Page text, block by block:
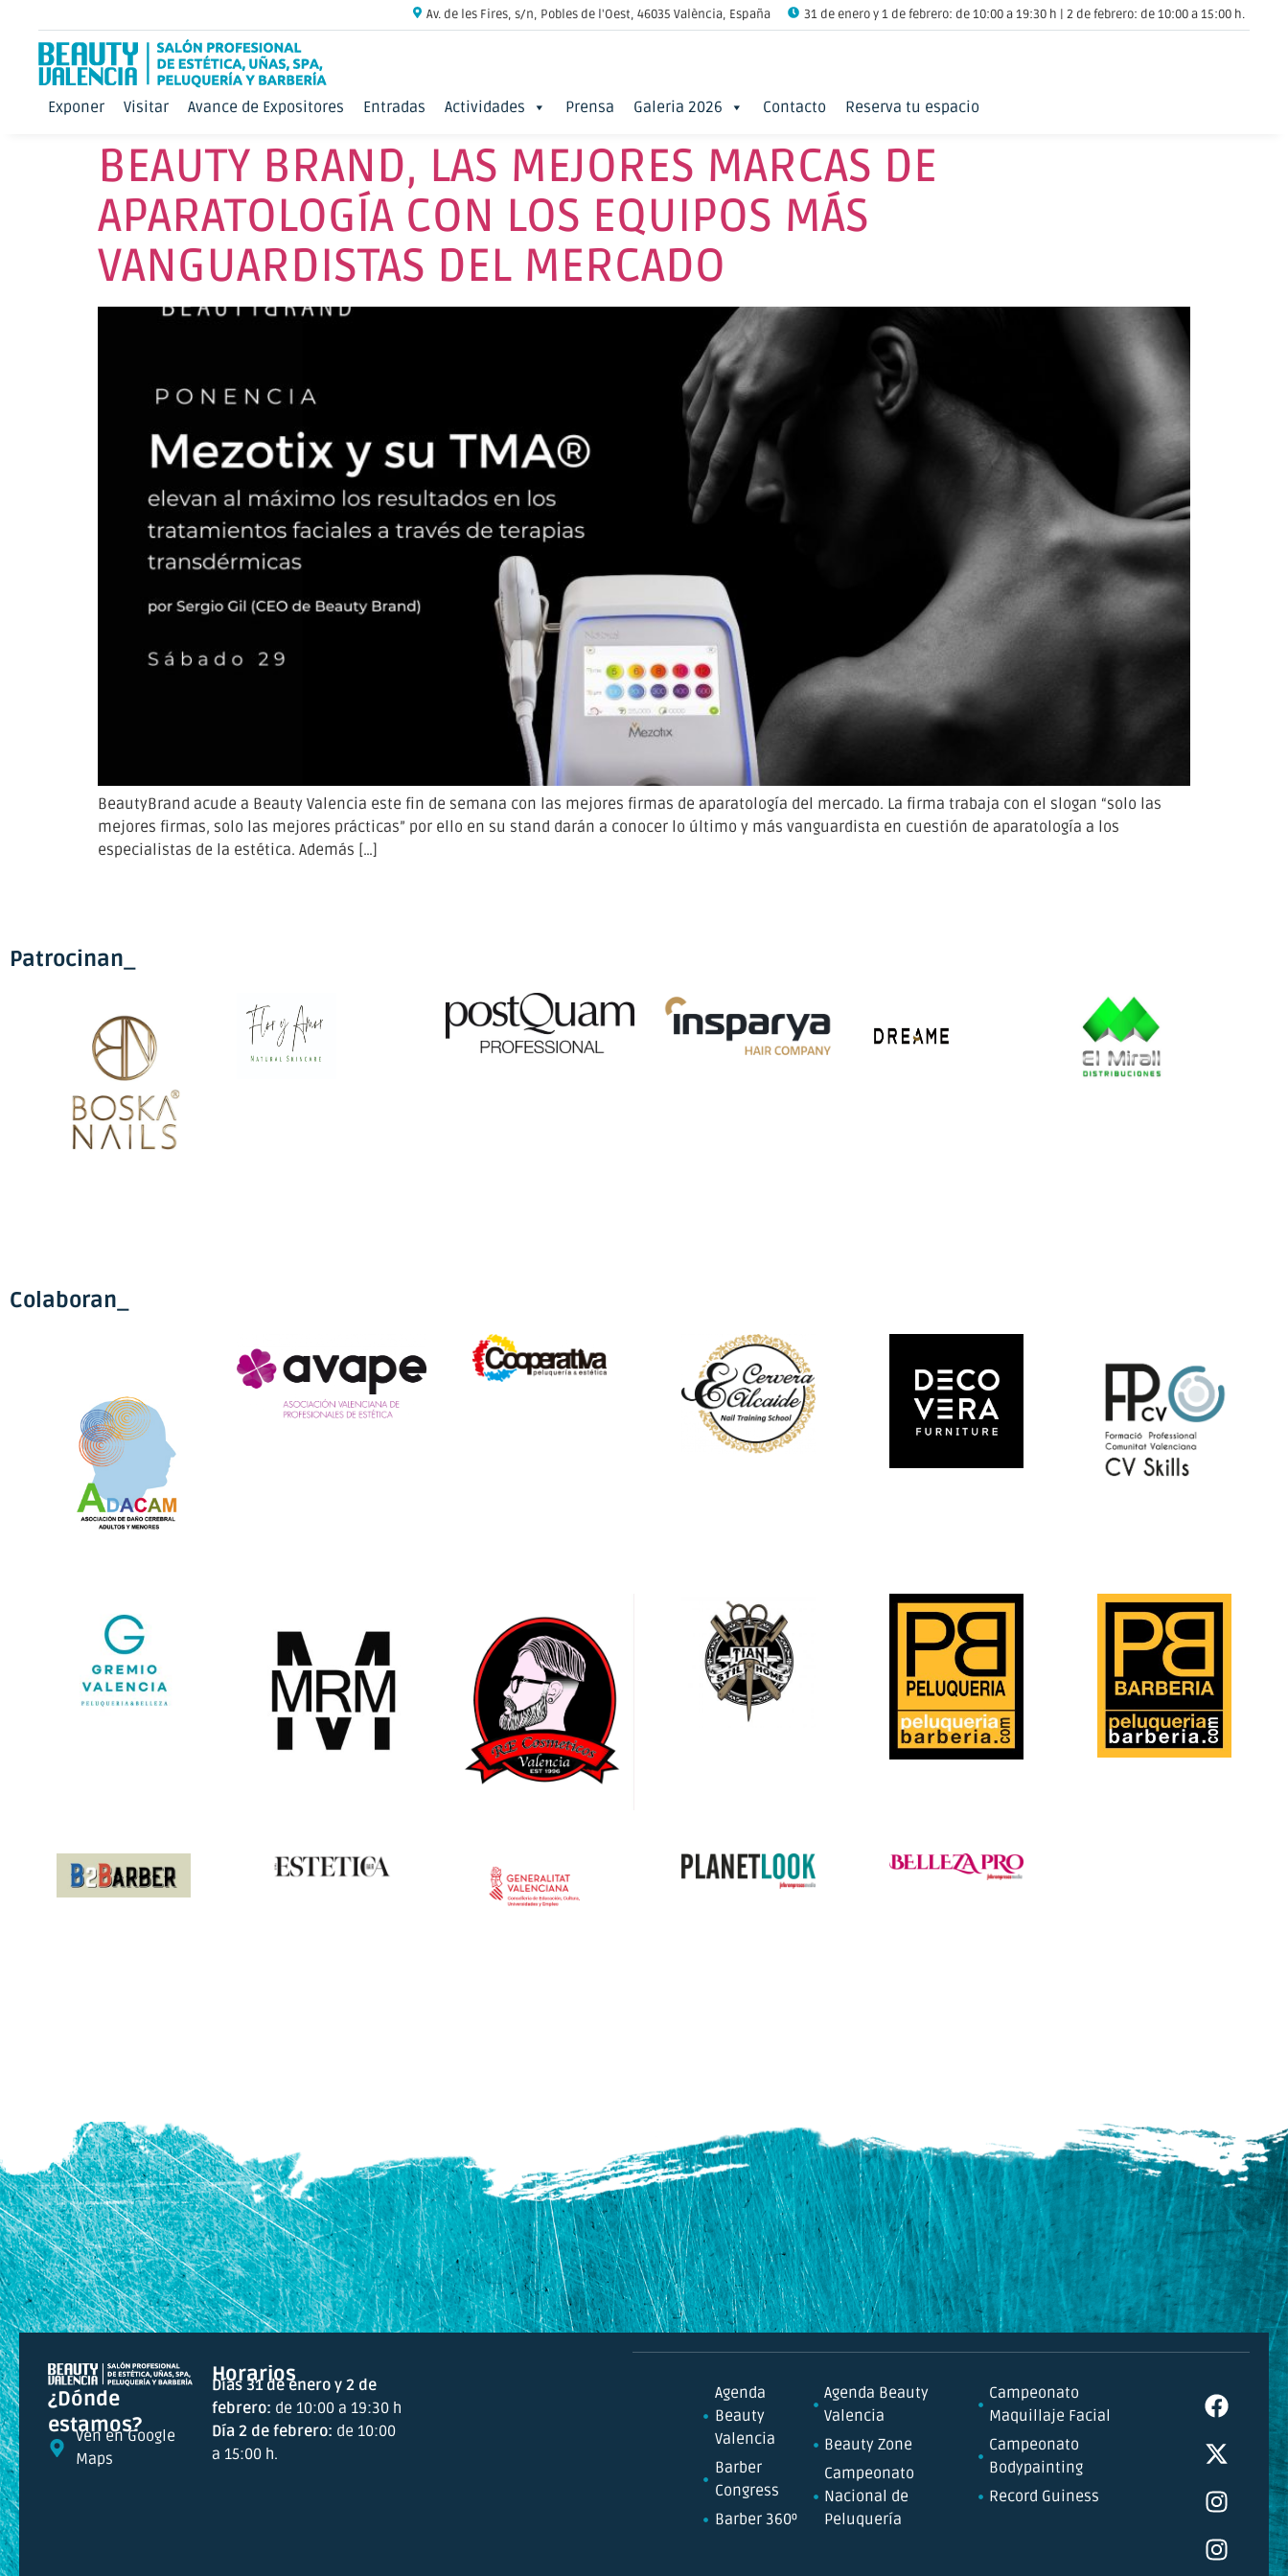
Av. de les Fires, s/n, Pobles de l'Oest, 46035 València, España 31 de enero y 1 de febrero: de 10:00 a 19:30 h | 2 de febrero: de 10:00 a 15:00 h.
Exponer Visitar Avance de Expositores Entradas Actividades Prensa Galeria 2026 Contacto Reserva tu espacio
BEAUTY BRAND, LAS MEJORES MARCAS DE
APARATOLOGÍA CON LOS EQUIPOS MÁS
VANGUARDISTAS DEL MERCADO
BeautyBrand acude a Beauty Valencia este fin de semana con las mejores firmas de aparatología del mercado. La firma trabaja con el slogan “solo las
mejores firmas, solo las mejores prácticas” por ello en su stand darán a conocer lo último y más vanguardista en cuestión de aparatología a los
especialistas de la estética. Además […]
Patrocinan_
Colaboran_
¿Dónde
estamos?
Ven en Google
Maps
Horarios
Días 31 de enero y 2 de
febrero: de 10:00 a 19:30 h
Día 2 de febrero: de 10:00
a 15:00 h.
Agenda
Beauty
Valencia
Barber
Congress
Barber 360º
Agenda Beauty
Valencia
Beauty Zone
Campeonato
Nacional de
Peluquería
Campeonato
Maquillaje Facial
Campeonato
Bodypainting
Record Guiness